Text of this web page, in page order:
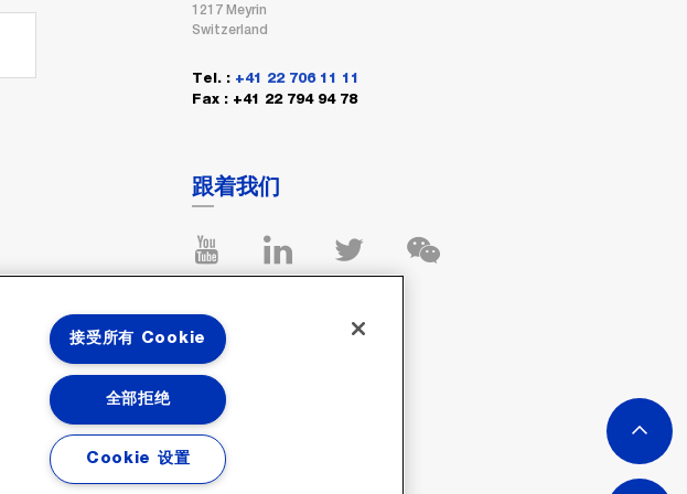
1217 Meyrin
Switzerland
Tel. : +41 22 706 11 11
Fax : +41 22 794 94 78
跟着我们
接受所有 Cookie
全部拒绝
Cookie 设置